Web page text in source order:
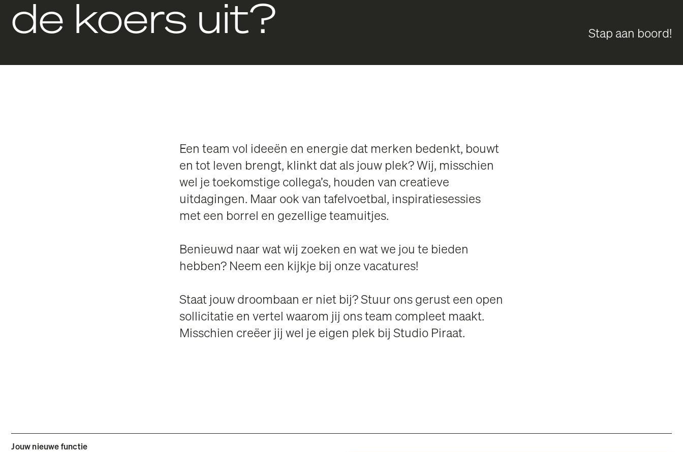
de koers uit?
Stap aan boord!
Een team vol ideeën en energie dat merken bedenkt, bouwt
en tot leven brengt, klinkt dat als jouw plek? Wij, misschien
wel je toekomstige collega’s, houden van creatieve
uitdagingen. Maar ook van tafelvoetbal, inspiratiesessies
met een borrel en gezellige teamuitjes.
Benieuwd naar wat wij zoeken en wat we jou te bieden
hebben? Neem een kijkje bij onze vacatures!
Staat jouw droombaan er niet bij? Stuur ons gerust een open
sollicitatie en vertel waarom jij ons team compleet maakt.
Misschien creëer jij wel je eigen plek bij Studio Piraat.
Jouw nieuwe functie